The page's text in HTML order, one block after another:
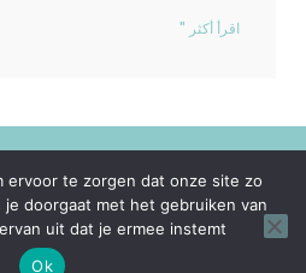
اقرأ أكثر "
الظروف Policy
ervoor te zorgen dat onze site zo
doorgaat met het gebruiken van
uit dat je ermee instemt.
Ok